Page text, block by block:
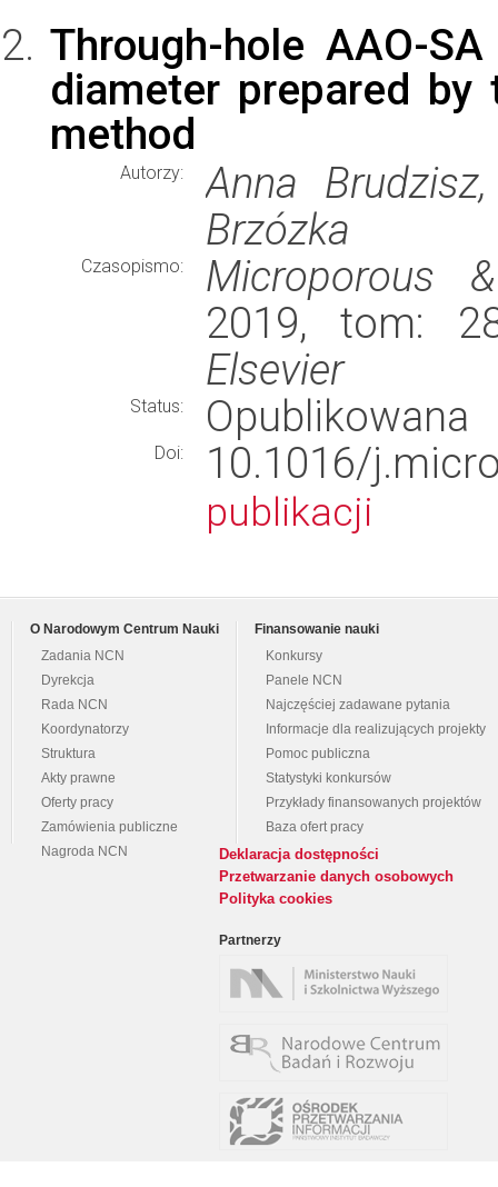
Through-hole AAO-
diameter prepared
method
Autorzy:
Anna
Brzózka
Czasopismo:
Microporous
2019, tom:
Elsevier
Status: Opublikowana
Doi: 10.1016/
publikacji
O Narodowym Centrum Nauki
Zadania NCN
Dyrekcja
Rada NCN
Koordynatorzy
Struktura
Akty prawne
Oferty pracy
Zamówienia publiczne
Nagroda NCN
Finansowanie nauki
Konkursy
Panele NCN
Najczęściej zadawane pytania
Informacje dla realizujących projekty
Pomoc publiczna
Statystyki konkursów
Przykłady finansowanych projektów
Baza ofert pracy
Deklaracja dostępności
Przetwarzanie danych osobowych
Polityka cookies
Partnerzy